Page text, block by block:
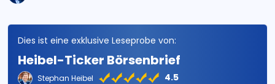
Dies ist eine exklusive Leseprobe von:
Heibel-Ticker Börsenbrief
Stephan Heibel 4.5